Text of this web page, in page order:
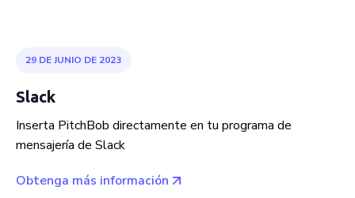
29 DE JUNIO DE 2023
Slack
Inserta PitchBob directamente en tu programa de
mensajería de Slack
Obtenga más información